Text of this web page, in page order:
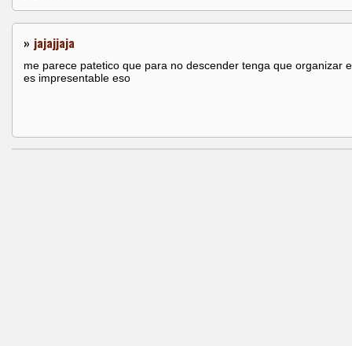
» jajajjaja
me parece patetico que para no descender tenga que organizar
es impresentable eso